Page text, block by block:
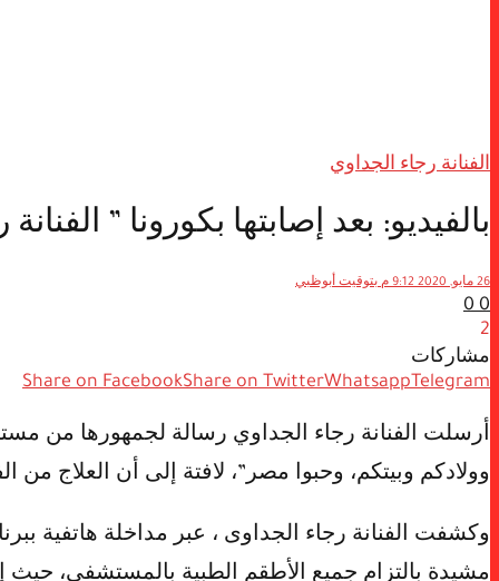
الفنانة رجاء الجداوي
بالفيديو: بعد إصابتها بكورونا ”
26 مايو, 2020 9:12 م بتوقيت أبوظبي
0
0
2
مشاركات
Share on FacebookShare on TwitterWhatsappTelegram
وولادكم وبيتكم، وحبوا مصر”، لافتة إلى أن العلاج
وكشفت الفنانة رجاء الجداوى ، عبر مداخلة هاتفية
مشيدة بالتزام جميع الأطقم الطبية بالمستشفى،